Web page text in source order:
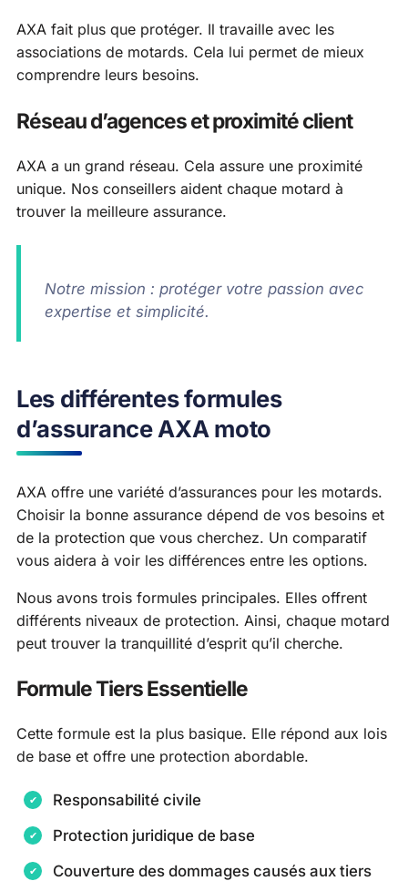
AXA fait plus que protéger. Il travaille avec les
associations de motards. Cela lui permet de mieux
comprendre leurs besoins.
Réseau d’agences et proximité client
AXA a un grand réseau. Cela assure une proximité
unique. Nos conseillers aident chaque motard à
trouver la meilleure assurance.
Notre mission : protéger votre passion avec
expertise et simplicité.
Les différentes formules
d’assurance AXA moto
AXA offre une variété d’assurances pour les motards.
Choisir la bonne assurance dépend de vos besoins et
de la protection que vous cherchez. Un comparatif
vous aidera à voir les différences entre les options.
Nous avons trois formules principales. Elles offrent
différents niveaux de protection. Ainsi, chaque motard
peut trouver la tranquillité d’esprit qu’il cherche.
Formule Tiers Essentielle
Cette formule est la plus basique. Elle répond aux lois
de base et offre une protection abordable.
Responsabilité civile
Protection juridique de base
Couverture des dommages causés aux tiers